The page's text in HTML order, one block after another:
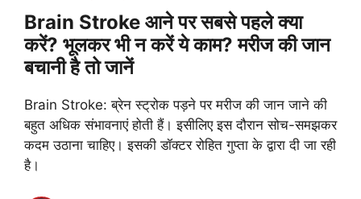
Brain Stroke आने पर सबसे पहले क्या
करें? भूलकर भी न करें ये काम? मरीज की जान
बचानी है तो जानें
Brain Stroke: ब्रेन स्ट्रोक पड़ने पर मरीज की जान जाने की
बहुत अधिक संभावनाएं होती हैं। इसीलिए इस दौरान सोच-समझकर
कदम उठाना चाहिए। इसकी डॉक्टर रोहित गुप्ता के द्वारा दी जा रही
है।